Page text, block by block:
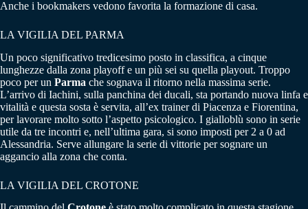
Anche i bookmakers vedono favorita la formazione di casa.
LA VIGILIA DEL PARMA
Un poco significativo tredicesimo posto in classifica, a cinque
lunghezze dalla zona playoff e un più sei su quella playout. Troppo
poco per un Parma che sognava il ritorno nella massima serie.
L’arrivo di Iachini, sulla panchina dei ducali, sta portando nuova linfa e
vitalità e questa sosta è servita, all’ex trainer di Piacenza e Fiorentina,
per lavorare molto sotto l’aspetto psicologico. I gialloblù sono in serie
utile da tre incontri e, nell’ultima gara, si sono imposti per 2 a 0 ad
Alessandria. Serve allungare la serie di vittorie per sognare un
aggancio alla zona che conta.
LA VIGILIA DEL CROTONE